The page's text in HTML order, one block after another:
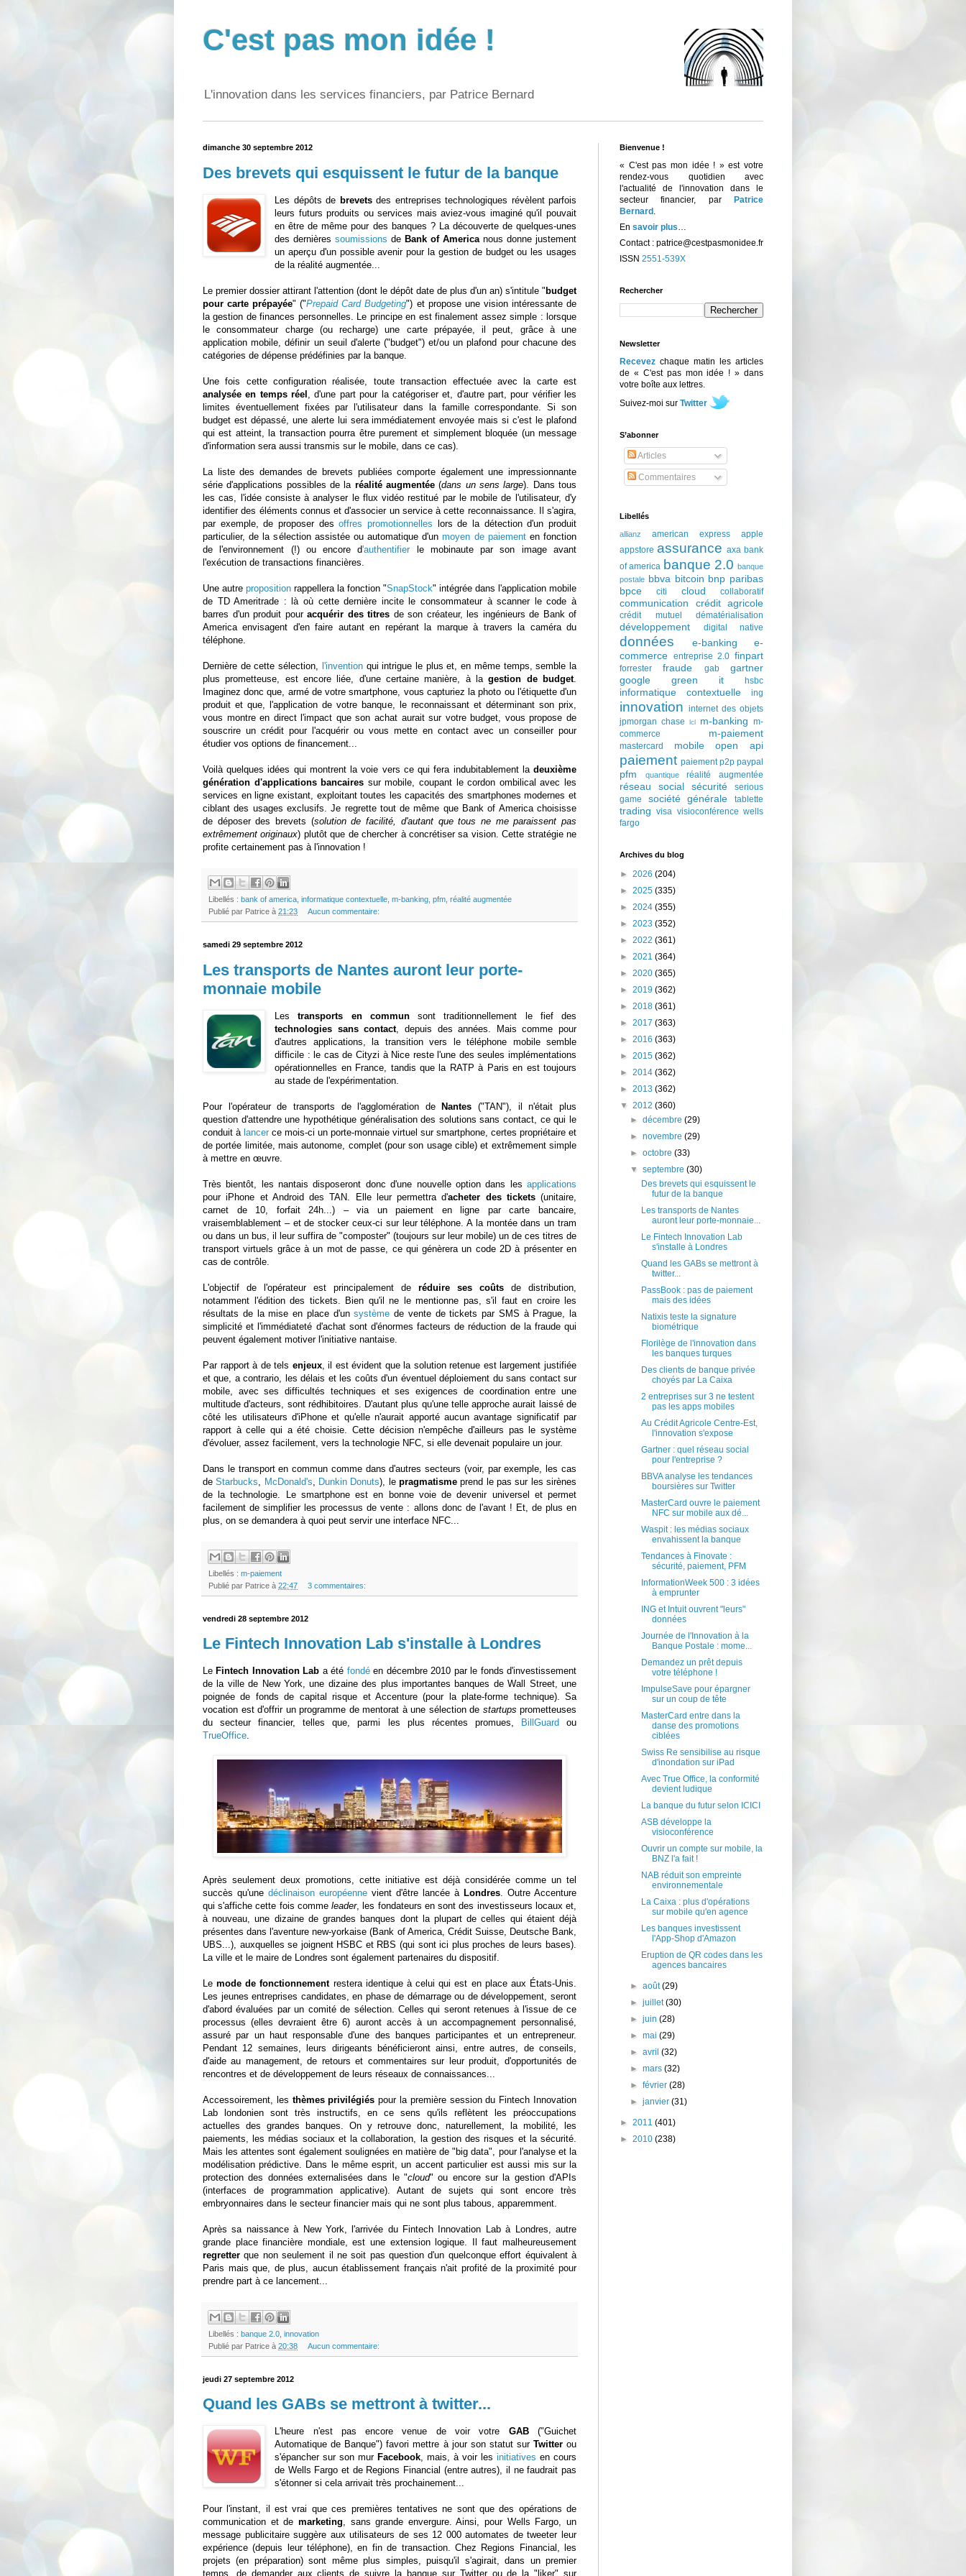
C'est pas mon idée !
L'innovation dans les services financiers, par Patrice Bernard
dimanche 30 septembre 2012
Des brevets qui esquissent le futur de la banque
Les dépôts de brevetsdes entreprises technologiques révèlent parfois
leurs futurs produits ou services mais aviez-vous imaginé qu'il pouvait
en être de même pour des banques ? La découverte de quelques-unes
des dernièressoumissions de Bank of Americanous donne justement
un aperçu d'un possible avenir pour la gestion de budget ou les usages
de la réalité augmentée...
Le premier dossier attirant l'attention (dont le dépôt date de plus d'un an) s'intitule " budget
pour carte prépayée" ("Prepaid Card Budgeting") et propose une vision intéressante de
la gestion de finances personnelles. Le principe en est finalement assez simple : lorsque
le consommateur charge (ou recharge) une carte prépayée, il peut, grâce à une
application mobile, définir un seuil d'alerte ("budget") et/ou un plafond pour chacune des
catégories de dépense prédéfinies par la banque.
Une fois cette configuration réalisée, toute transaction effectuée avec la carte est
analysée en temps réel , d'une part pour la catégoriser et, d'autre part, pour vérifier les
limites éventuellement fixées par l'utilisateur dans la famille correspondante. Si son
budget est dépassé, une alerte lui sera immédiatement envoyée mais si c'est le plafond
qui est atteint, la transaction pourra être purement et simplement bloquée (un message
d'information sera aussi transmis sur le mobile, dans ce cas).
La liste des demandes de brevets publiées comporte également une impressionnante
série d'applications possibles de la réalité augmentée (dans un sens large). Dans tous
les cas, l'idée consiste à analyser le flux vidéo restitué par le mobile de l'utilisateur, d'y
identifier des éléments connus et d'associer un service à cette reconnaissance. Il s'agira,
par exemple, de proposer desoffres promotionnelles lors de la détection d'un produit
particulier, de la sélection assistée ou automatique d'unmoyen de paiementen fonction
de l'environnement (!) ou encore d'authentifier le mobinaute par son image avant
l'exécution de transactions financières.
Une autre proposition rappellera la fonction "SnapStock" intégrée dans l'application mobile
de TD Ameritrade : là où cette dernière incite le consommateur à scanner le code à
barres d'un produit pour acquérir des titres de son créateur, les ingénieurs de Bank of
America envisagent d'en faire autant en repérant la marque à travers la caméra du
téléphone.
Dernière de cette sélection, l'inventionqui intrigue le plus et, en même temps, semble la
plus prometteuse, est encore liée, d'une certaine manière, à lagestion de budget.
Imaginez donc que, armé de votre smartphone, vous capturiez la photo ou l'étiquette d'un
produit et que, l'application de votre banque, le reconnaissant et déterminant son prix,
vous montre en direct l'impact que son achat aurait sur votre budget, vous propose de
souscrire un crédit pour l'acquérir ou vous mette en contact avec un conseiller pour
étudier vos options de financement...
Voilà quelques idées qui montrent la voie vers ce qui fera indubitablement la deuxième
génération d'applications bancaires sur mobile, coupant le cordon ombilical avec les
services en ligne existant, exploitant toutes les capacités des smartphones modernes et
ciblant des usages exclusifs. Je regrette tout de même que Bank of America choisisse
de déposer des brevets (solution de facilité, d'autant que tous ne me paraissent pas
extrêmement originaux) plutôt que de chercher à concrétiser sa vision. Cette stratégie ne
profite certainement pas à l'innovation !
Libellés : bank of america, informatique contextuelle, m-banking, pfm, réalité augmentée
Publié par Patrice à 21:23 Aucun commentaire:
samedi 29 septembre 2012
Les transports de Nantes auront leur porte-
monnaie mobile
Lestransports en communsont traditionnellement le fief des
technologies sans contact, depuis des années. Mais comme pour
d'autres applications, la transition vers le téléphone mobile semble
difficile : le cas de Cityzi à Nice reste l'une des seules implémentations
opérationnelles en France, tandis que la RATP à Paris en est toujours
au stade de l'expérimentation.
Pour l'opérateur de transports de l'agglomération de Nantes ("TAN"), il n'était plus
question d'attendre une hypothétique généralisation des solutions sans contact, ce qui le
conduit à lancer ce mois-ci un porte-monnaie virtuel sur smartphone, certes propriétaire et
de portée limitée, mais autonome, complet (pour son usage cible) et extrêmement simple
à mettre en œuvre.
Très bientôt, les nantais disposeront donc d'une nouvelle option dans les applications
pour iPhone et Android des TAN. Elle leur permettra d'acheter des tickets(unitaire,
carnet de 10, forfait 24h...) – via un paiement en ligne par carte bancaire,
vraisemblablement – et de stocker ceux-ci sur leur téléphone. A la montée dans un tram
ou dans un bus, il leur suffira de "composter" (toujours sur leur mobile) un de ces titres de
transport virtuels grâce à un mot de passe, ce qui génèrera un code 2D à présenter en
cas de contrôle.
L'objectif de l'opérateur est principalement de réduire ses coûts de distribution,
notamment l'édition des tickets. Bien qu'il ne le mentionne pas, s'il faut en croire les
résultats de la mise en place d'unsystème de vente de tickets par SMS à Prague, la
simplicité et l'immédiateté d'achat sont d'énormes facteurs de réduction de la fraude qui
peuvent également motiver l'initiative nantaise.
Par rapport à de tels enjeux, il est évident que la solution retenue est largement justifiée
et que, a contrario, les délais et les coûts d'un éventuel déploiement du sans contact sur
mobile, avec ses difficultés techniques et ses exigences de coordination entre une
multitude d'acteurs, sont rédhibitoires. D'autant plus qu'une telle approche aurait laissé de
côté les utilisateurs d'iPhone et qu'elle n'aurait apporté aucun avantage significatif par
rapport à celle qui a été choisie. Cette décision n'empêche d'ailleurs pas le système
d'évoluer, assez facilement, vers la technologie NFC, si elle devenait populaire un jour.
Dans le transport en commun comme dans d'autres secteurs (voir, par exemple, les cas
deStarbucks, McDonald's, Dunkin Donuts), lepragmatisme prend le pas sur les sirènes
de la technologie. Le smartphone est en bonne voie de devenir universel et permet
facilement de simplifier les processus de vente : allons donc de l'avant ! Et, de plus en
plus, on se demandera à quoi peut servir une interface NFC...
Libellés : m-paiement
Publié par Patrice à 22:47 3 commentaires:
vendredi 28 septembre 2012
Le Fintech Innovation Lab s'installe à Londres
Le Fintech Innovation Lab a été fondéen décembre 2010 par le fonds d'investissement
de la ville de New York, une dizaine des plus importantes banques de Wall Street, une
poignée de fonds de capital risque et Accenture (pour la plate-forme technique). Sa
vocation est d'offrir un programme de mentorat à une sélection de startups prometteuses
du secteur financier, telles que, parmi les plus récentes promues,
BillGuard ou
TrueOffice.
Après seulement deux promotions, cette initiative est déjà considérée comme un tel
succès qu'une déclinaison européenne vient d'être lancée à Londres. Outre Accenture
qui s'affiche cette fois commeleader, les fondateurs en sont des investisseurs locaux et,
à nouveau, une dizaine de grandes banques dont la plupart de celles qui étaient déjà
présentes dans l'aventure new-yorkaise (Bank of America, Crédit Suisse, Deutsche Bank,
UBS...), auxquelles se joignent HSBC et RBS (qui sont ici plus proches de leurs bases).
La ville et le maire de Londres sont également partenaires du dispositif.
Lemode de fonctionnementrestera identique à celui qui est en place aux États-Unis.
Les jeunes entreprises candidates, en phase de démarrage ou de développement, seront
d'abord évaluées par un comité de sélection. Celles qui seront retenues à l'issue de ce
processus (elles devraient être 6) auront accès à un accompagnement personnalisé,
assuré par un haut responsable d'une des banques participantes et un entrepreneur.
Pendant 12 semaines, leurs dirigeants bénéficieront ainsi, entre autres, de conseils,
d'aide au management, de retours et commentaires sur leur produit, d'opportunités de
rencontres et de développement de leurs réseaux de connaissances...
Accessoirement, les thèmes privilégiés pour la première session du Fintech Innovation
Lab londonien sont très instructifs, en ce sens qu'ils reflètent les préoccupations
actuelles des grandes banques. On y retrouve donc, naturellement, la mobilité, les
paiements, les médias sociaux et la collaboration, la gestion des risques et la sécurité.
Mais les attentes sont également soulignées en matière de "big data", pour l'analyse et la
modélisation prédictive. Dans le même esprit, un accent particulier est aussi mis sur la
protection des données externalisées dans le "cloud" ou encore sur la gestion d'APIs
(interfaces de programmation applicative). Autant de sujets qui sont encore très
embryonnaires dans le secteur financier mais qui ne sont plus tabous, apparemment.
Après sa naissance à New York, l'arrivée du Fintech Innovation Lab à Londres, autre
grande place financière mondiale, est une extension logique. Il faut malheureusement
regretter que non seulement il ne soit pas question d'un quelconque effort équivalent à
Paris mais que, de plus, aucun établissement français n'ait profité de la proximité pour
prendre part à ce lancement...
Libellés : banque 2.0 innovation
Publié par Patrice à 20:38 Aucun commentaire:
jeudi 27 septembre 2012
Quand les GABs se mettront à twitter...
L'heure n'est pas encore venue de voir votre GAB("Guichet
Automatique de Banque") favori mettre à jour son statut sur Twitterou
s'épancher sur son mur Facebook, mais, à voir lesinitiatives en cours
de Wells Fargo et de Regions Financial (entre autres), il ne faudrait pas
s'étonner si cela arrivait très prochainement...
Pour l'instant, il est vrai que ces premières tentatives ne sont que des opérations de
communication et de marketing, sans grande envergure. Ainsi, pour Wells Fargo, un
message publicitaire suggère aux utilisateurs de ses 12 000 automates de tweeter leur
expérience (depuis leur téléphone), en fin de transaction. Chez Regions Financial, les
projets (en préparation) sont même plus simples, puisqu'il s'agirait, dans un premier
temps, de demander aux clients de suivre la banque sur Twitter ou de la "liker" sur
Bienvenue !
« C'est pas mon idée ! » est votre
rendez-vous quotidien avec
l'actualité de l'innovation dans le
secteur financier, par
Patrice
Bernard .
En savoir plus…
Contact : patrice@cestpasmonidee.fr
ISSN 2551-539X
Rechercher
Newsletter
Recevez chaque matin les articles
de « C'est pas mon idée ! » dans
votre boîte aux lettres.
Suivez-moi sur Twitter
S’abonner
Articles
Commentaires
Libellés
allianz american express
apple
appstore assurance axa bank
of america banque 2.0 banque
postale bbva bitcoin bnp paribas
bpce
citi cloud collaboratif
communication crédit agricole
crédit mutuel dématérialisation
développement digital native
données e-banking
e-
commerce entreprise 2.0 finpart
forrester fraude gab
gartner
google
green it hsbc
informatique contextuelle ing
innovation internet des objets
jpmorgan chase
lcl m-banking m-
commerce
m-paiement
mastercard mobile open api
paiement paiement p2p paypal
pfm quantique réalité augmentée
réseau social sécurité
serious
game
société générale tablette
trading visa visioconférence wells
fargo
Archives du blog
► 2026 (204)
► 2025 (335)
► 2024 (355)
► 2023 (352)
► 2022 (361)
► 2021 (364)
► 2020 (365)
► 2019 (362)
► 2018 (361)
► 2017 (363)
► 2016 (363)
► 2015 (362)
► 2014 (362)
► 2013 (362)
▼ 2012 (360)
►décembre(29)
►novembre(29)
►octobre(33)
▼septembre(30)
Des brevets qui esquissent le
futur de la banque
Les transports de Nantes
auront leur porte-monnaie...
Le Fintech Innovation Lab
s'installe à Londres
Quand les GABs se mettront à
twitter...
PassBook : pas de paiement
mais des idées
Natixis teste la signature
biométrique
Florilège de l'innovation dans
les banques turques
Des clients de banque privée
choyés par La Caixa
2 entreprises sur 3 ne testent
pas les apps mobiles
Au Crédit Agricole Centre-Est,
l'innovation s'expose
Gartner : quel réseau social
pour l'entreprise ?
BBVA analyse les tendances
boursières sur Twitter
MasterCard ouvre le paiement
NFC sur mobile aux dé...
Waspit : les médias sociaux
envahissent la banque
Tendances à Finovate :
sécurité, paiement, PFM
InformationWeek 500 : 3 idées
à emprunter
ING et Intuit ouvrent "leurs"
données
Journée de l'Innovation à la
Banque Postale : mome...
Demandez un prêt depuis
votre téléphone !
ImpulseSave pour épargner
sur un coup de tête
MasterCard entre dans la
danse des promotions
ciblées
Swiss Re sensibilise au risque
d'inondation sur iPad
Avec True Office, la conformité
devient ludique
La banque du futur selon ICICI
ASB développe la
visioconférence
Ouvrir un compte sur mobile, la
BNZ l'a fait !
NAB réduit son empreinte
environnementale
La Caixa : plus d'opérations
sur mobile qu'en agence
Les banques investissent
l'App-Shop d'Amazon
Eruption de QR codes dans les
agences bancaires
►août(29)
►juillet(30)
►juin(28)
►mai(29)
►avril(32)
►mars(32)
►février(28)
►janvier(31)
► 2011 (401)
► 2010 (238)